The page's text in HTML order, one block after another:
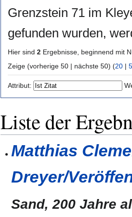
Grenzstein 71 im
gefunden wurden,
Hier sind 2 Ergebnisse, beginnend mit
Zeige (vorherige 50 | nächste 50) (20 |
Attribut:
Liste der
Matthias
Dreyer/
Sand, 200 Jahre